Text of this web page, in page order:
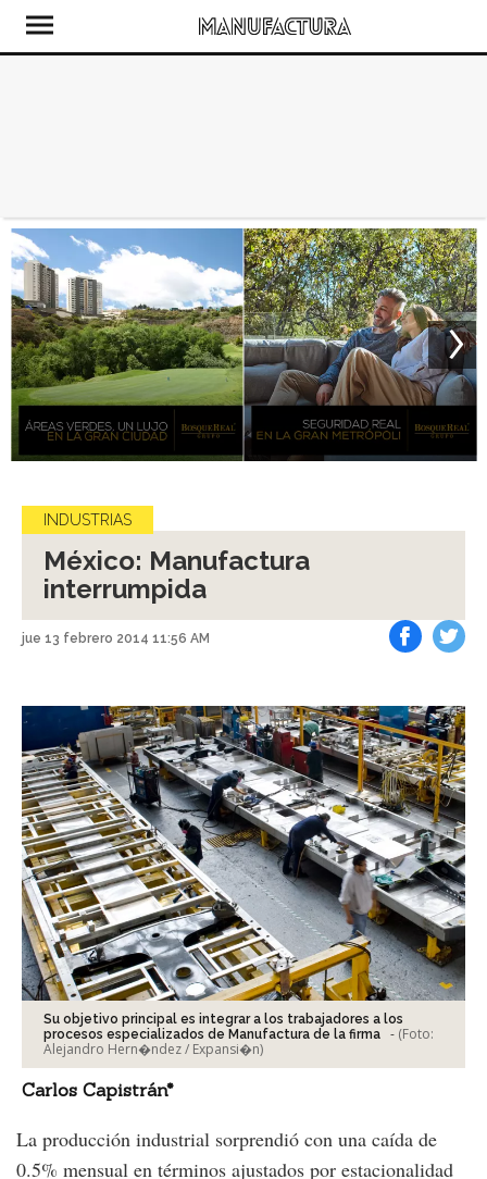
INDUSTRIAS
México: Manufactura
interrumpida
jue 13 febrero 2014 11:56 AM
Su objetivo principal es integrar a los trabajadores a los
procesos especializados de Manufactura de la firma
- (Foto:
Alejandro Hern�ndez / Expansi�n)
Carlos Capistrán*
La producción industrial sorprendió con una caída de
0.5% mensual en términos ajustados por estacionalidad